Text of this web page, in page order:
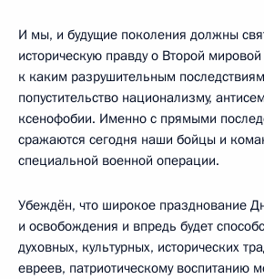
И мы, и будущие поколения должны
историческую правду о Второй
к каким разрушительным
попустительство национализму,
ксенофобии. Именно с прямыми
сражаются сегодня наши бойцы и
специальной военной операции.
Убеждён, что широкое празднование
и освобождения и впредь будет
духовных, культурных, исторических
евреев, патриотическому воспитанию